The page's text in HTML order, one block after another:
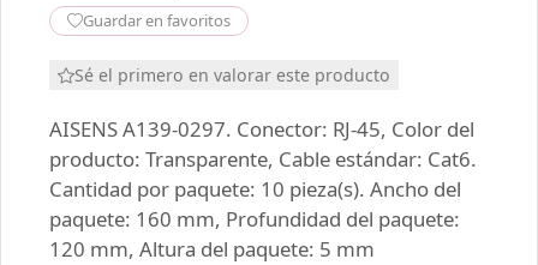
Guardar en favoritos
Sé el primero en valorar este producto
AISENS A139-0297. Conector: RJ-45, Color del
producto: Transparente, Cable estándar: Cat6.
Cantidad por paquete: 10 pieza(s). Ancho del
paquete: 160 mm, Profundidad del paquete:
120 mm, Altura del paquete: 5 mm